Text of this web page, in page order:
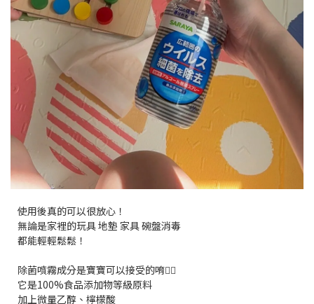
使用後真的可以很放心！
無論是家裡的玩具 地墊 家具 碗盤消毒
都能輕輕鬆鬆！
除菌噴霧成分是寶寶可以接受的唷👌🏻
它是100%食品添加物等級原料
加上微量乙醇、檸檬酸